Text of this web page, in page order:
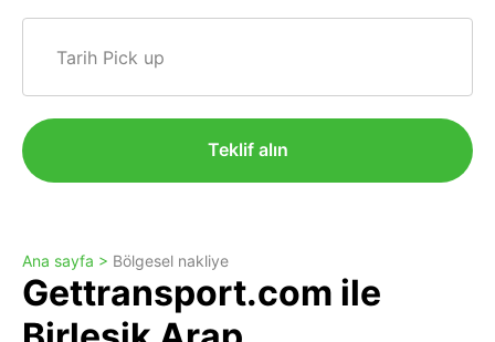
Tarih Pick up
Teklif alın
Ana sayfa > Bölgesel nakliye
Gettransport.com ile